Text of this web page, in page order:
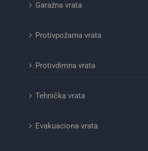
Garažna vrata
Protivpožarna vrata
Protivdimna vrata
Tehnička vrata
Evakuaciona vrata